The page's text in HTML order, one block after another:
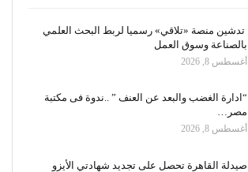
تدشين منصة «تلاقي» رسميا لربط البحث العلمي
بالصناعة وسوق العمل
أغسطس 8, 2026
“ادارة الغضب والبعد عن العنف ” ..ندوة فى مكتبة
مصر…
أغسطس 8, 2026
صيدلة القاهرة تحصل على تجديد شهادتي الأيزو